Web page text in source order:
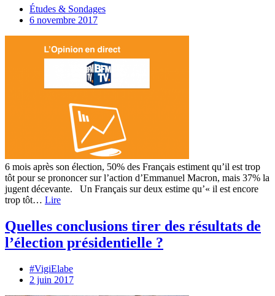
Études & Sondages
6 novembre 2017
6 mois après son élection, 50% des Français estiment qu’il est trop
tôt pour se prononcer sur l’action d’Emmanuel Macron, mais 37% la
jugent décevante. Un Français sur deux estime qu’« il est encore
trop tôt… Lire
Quelles conclusions tirer des résultats de
l’élection présidentielle ?
#VigiElabe
2 juin 2017